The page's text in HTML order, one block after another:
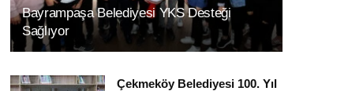
Bayrampaşa Belediyesi YKS Desteği
Sağlıyor
Çekmeköy Belediyesi 100. Yıl